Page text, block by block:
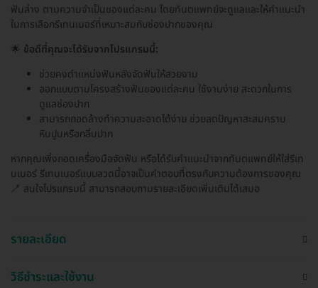
ฟันล่าง ตามความจำเป็นของแต่ละคน โดยทันตแพทย์จะดูแลและให้คำแนะนำ
ในการเลือกรีเทนเนอร์ที่เหมาะสมกับช่องปากของคุณ
🌟 ข้อดีที่คุณจะได้รับจากโปรแกรมนี้:
ช่วยคงตำแหน่งฟันหลังจัดฟันให้สวยงาม
ออกแบบตามโครงสร้างฟันของแต่ละคน ใช้งานง่าย สะดวกในการ
ดูแลช่องปาก
สามารถถอดล้างทำความสะอาดได้ง่าย ช่วยลดปัญหาสะสมคราบ
หินปูนหรือกลิ่นปาก
หากคุณเพิ่งถอดเครื่องมือจัดฟัน หรือได้รับคำแนะนำจากทันตแพทย์ให้ใส่รีเท
นเนอร์ รีเทนเนอร์แบบลวดนี้อาจเป็นคำตอบที่ตรงกับความต้องการของคุณ
🪥 สนใจโปรแกรมนี้ สามารถสอบถามรายละเอียดเพิ่มเติมได้เสมอ
รายละเอียด
วิธีชำระและใช้งาน